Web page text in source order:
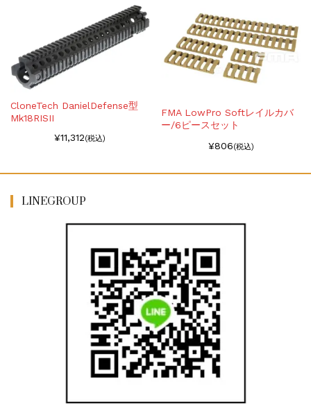
CloneTech DanielDefense型
Mk18RISII
¥11,312(税込)
FMA LowPro Softレイルカバ
ー/6ピースセット
¥806(税込)
LINEGROUP